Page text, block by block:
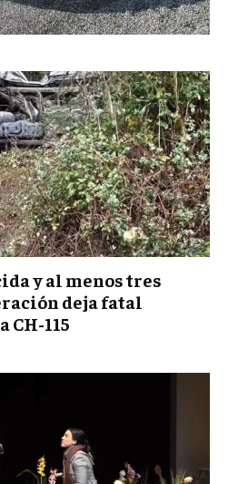
y al menos tres
deja fatal
CH-115